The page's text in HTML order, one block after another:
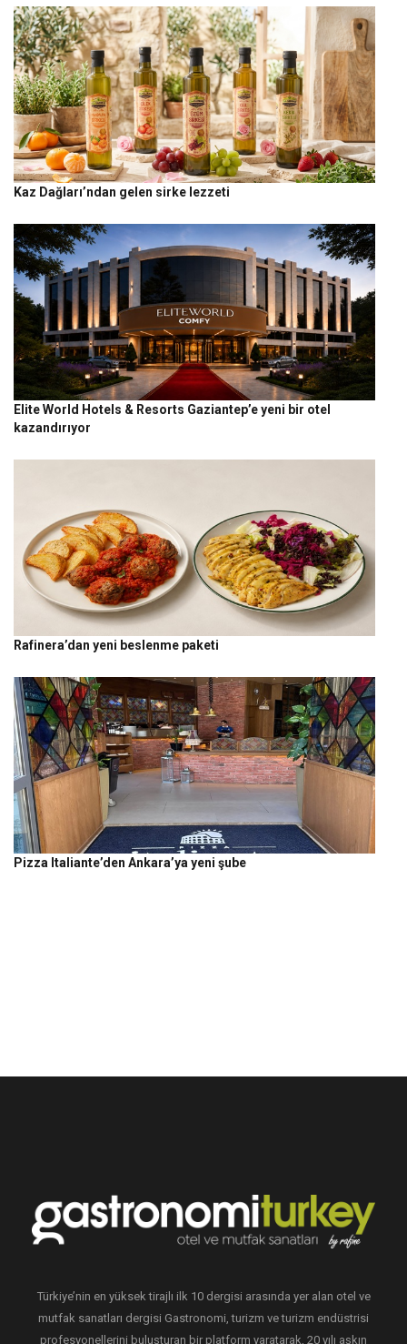
Kaz Dağları’ndan gelen sirke lezzeti
Elite World Hotels & Resorts Gaziantep’e yeni bir otel
kazandırıyor
Rafinera’dan yeni beslenme paketi
Pizza Italiante’den Ankara’ya yeni şube
Türkiye’nin en yüksek tirajlı ilk 10 dergisi arasında yer alan otel ve
mutfak sanatları dergisi Gastronomi, turizm ve turizm endüstrisi
profesyonellerini buluşturan bir platform yaratarak, 20 yılı aşkın